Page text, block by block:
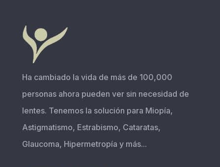
Ha cambiado la vida de más de 100,000
personas ahora pueden ver sin necesidad de
lentes. Tenemos la solución para Miopía,
Astigmatismo, Estrabismo, Cataratas,
Glaucoma, Hipermetropía y más...